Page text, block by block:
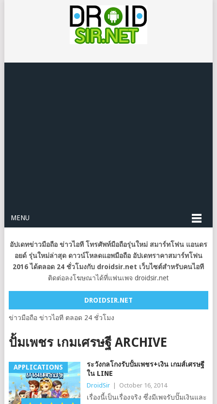
MENU
อัปเดทข่าวมือถือ ข่าวไอที โทรศัพท์มือถือรุ่นใหม่ สมาร์ทโฟน แอนดร
อยด์ รุ่นใหม่ล่าสุด ดาวน์โหลดแอพมือถือ อัปเดทราคาสมาร์ทโฟน
2016 ได้ตลอด 24 ชั่วโมงกับ droidsir.net เว็บไซต์สำหรับคนไอที
ติดต่อลงโฆษณาได้ที่แฟนเพจ droidsir.net
DROIDSIR.NET
ข่าวมือถือ ข่าวไอที ตลอด 24 ชั่วโมง
ปั้มเพชร เกมเศรษฐี ARCHIVE
APPLICATIONS
ระวังกลโกงรับปั้มเพชร+เงิน เกมส์เศรษฐี
ใน LINE
DroidSir October 16, 2014
เรื่องนี้เป็นเรื่องจริง ซึ่งมีเพจรับปั๊มเงินและ